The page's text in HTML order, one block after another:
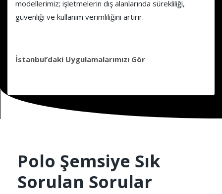
modellerimiz; işletmelerin dış alanlarında sürekliliği,
güvenliği ve kullanım verimliliğini artırır.
İstanbul’daki Uygulamalarımızı Gör
Polo Şemsiye Sık
Sorulan Sorular